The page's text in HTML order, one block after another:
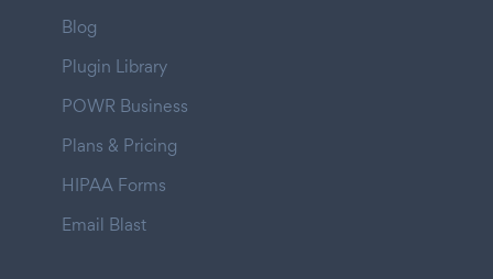
Blog
Plugin Library
POWR Business
Plans & Pricing
HIPAA Forms
Email Blast